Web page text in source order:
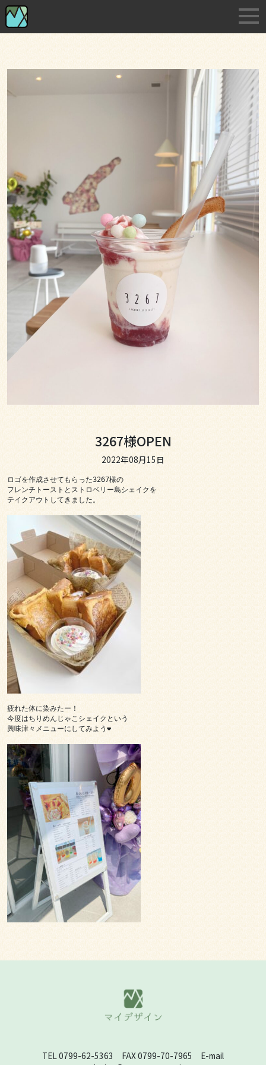
Skip
to
the
淡路島の小さな印刷・デザイン事務所です
3267様OPEN
2022年08月15日
ロゴを作成させてもらった3267様の
フレンチトーストとストロベリー島シェイクを
テイクアウトしてきました。
疲れた体に染みたー！
今度はちりめんじゃこシェイクという
興味津々メニューにしてみよう❤︎
TEL 0799-62-5363 FAX 0799-70-7965 E-mail